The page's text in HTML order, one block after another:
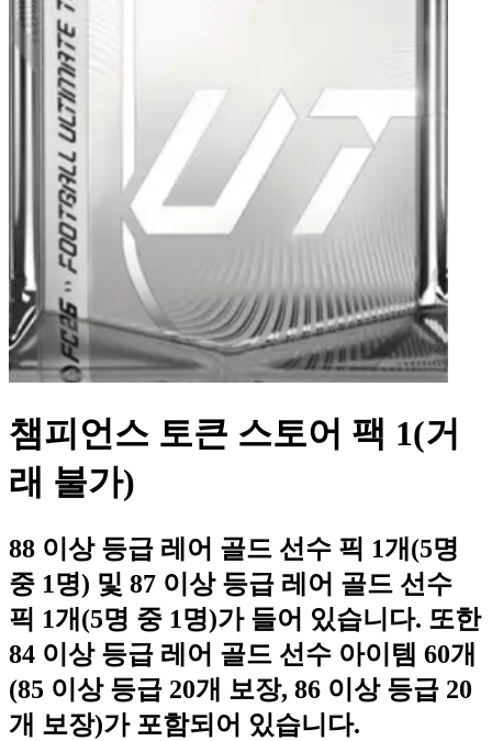
챔피언스 토큰 스토어 팩 1(거
래 불가)
88 이상 등급 레어 골드 선수 픽 1개(5명
중 1명) 및 87 이상 등급 레어 골드 선수
픽 1개(5명 중 1명)가 들어 있습니다. 또한
84 이상 등급 레어 골드 선수 아이템 60개
(85 이상 등급 20개 보장, 86 이상 등급 20
개 보장)가 포함되어 있습니다.